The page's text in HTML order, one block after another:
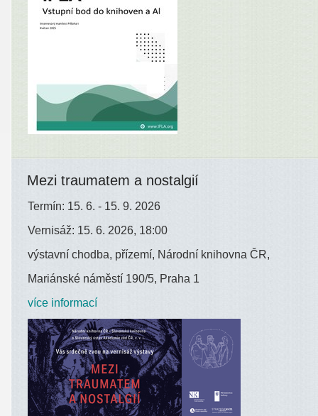
Mezi traumatem a nostalgií
Termín: 15. 6. - 15. 9. 2026
Vernisáž: 15. 6. 2026, 18:00
výstavní chodba, přízemí, Národní knihovna ČR,
Mariánské náměstí 190/5, Praha 1
více informací